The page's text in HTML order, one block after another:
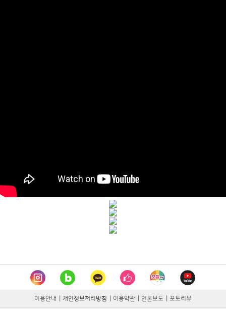
이용안내 개인정보처리방침 이용약관 언론보도 포토리뷰